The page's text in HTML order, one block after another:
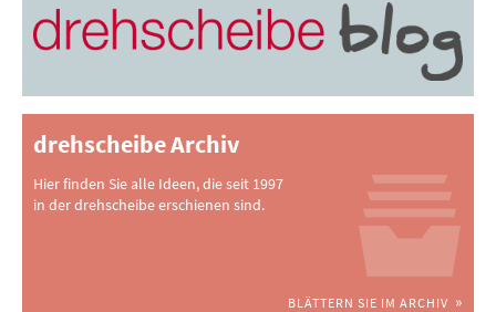
drehscheibe Archiv
Hier finden Sie alle Ideen, die seit 1997
in der drehscheibe erschienen sind.
BLÄTTERN SIE IM ARCHIV